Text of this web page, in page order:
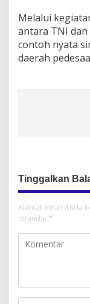
Melalui
antara TNI
contoh nyata
daerah
Tinggalkan
Alamat email Anda
ditandai *